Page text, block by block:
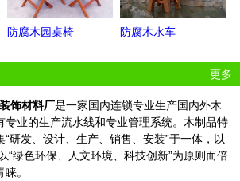
防腐木园桌椅 防腐木水车
更多
饰材料厂是一家国内连锁专业生产国内外木
专业的生产流水线和专业管理系统。木制品特
研发、设计、生产、销售、安装”于一体，以
“绿色环保、人文环境、科技创新”为原则而倍
。